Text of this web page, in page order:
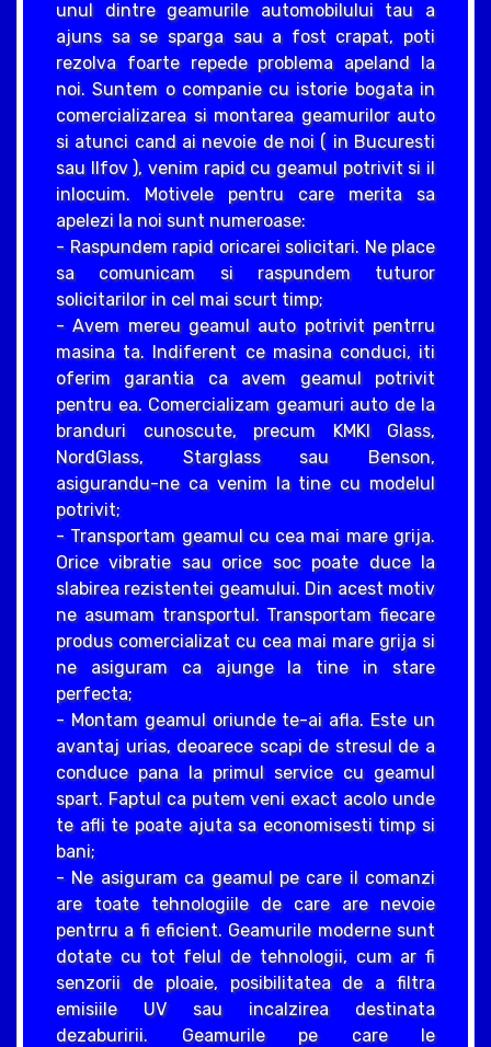
unul dintre geamurile automobilului tau a
ajuns sa se sparga sau a fost crapat, poti
rezolva foarte repede problema apeland la
noi. Suntem o companie cu istorie bogata in
comercializarea si montarea geamurilor auto
si atunci cand ai nevoie de noi ( in Bucuresti
sau Ilfov ), venim rapid cu geamul potrivit si il
inlocuim. Motivele pentru care merita sa
apelezi la noi sunt numeroase:
- Raspundem rapid oricarei solicitari. Ne place
sa comunicam si raspundem tuturor
solicitarilor in cel mai scurt timp;
- Avem mereu geamul auto potrivit pentrru
masina ta. Indiferent ce masina conduci, iti
oferim garantia ca avem geamul potrivit
pentru ea. Comercializam geamuri auto de la
branduri cunoscute, precum KMKI Glass,
NordGlass, Starglass sau Benson,
asigurandu-ne ca venim la tine cu modelul
potrivit;
- Transportam geamul cu cea mai mare grija.
Orice vibratie sau orice soc poate duce la
slabirea rezistentei geamului. Din acest motiv
ne asumam transportul. Transportam fiecare
produs comercializat cu cea mai mare grija si
ne asiguram ca ajunge la tine in stare
perfecta;
- Montam geamul oriunde te-ai afla. Este un
avantaj urias, deoarece scapi de stresul de a
conduce pana la primul service cu geamul
spart. Faptul ca putem veni exact acolo unde
te afli te poate ajuta sa economisesti timp si
bani;
- Ne asiguram ca geamul pe care il comanzi
are toate tehnologiile de care are nevoie
pentrru a fi eficient. Geamurile moderne sunt
dotate cu tot felul de tehnologii, cum ar fi
senzorii de ploaie, posibilitatea de a filtra
emisiile UV sau incalzirea destinata
dezaburirii. Geamurile pe care le